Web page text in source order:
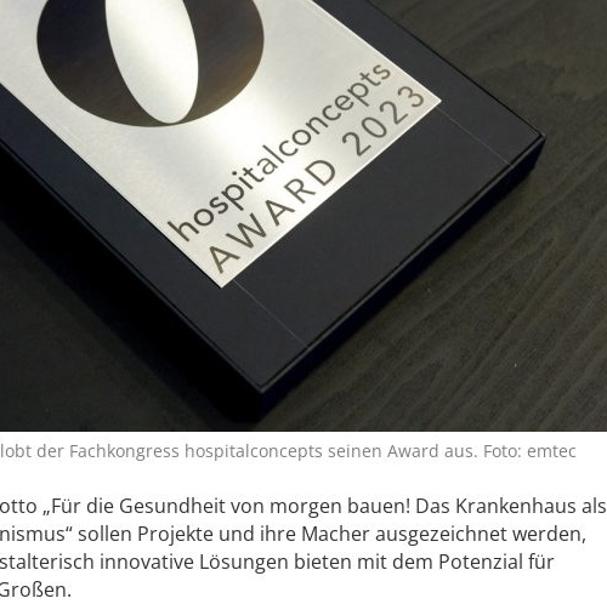
der Fachkongress hospitalconcepts seinen Award aus. Foto: emtec
„Für die Gesundheit von morgen bauen! Das Krankenhaus als
sollen Projekte und ihre Macher ausgezeichnet werden,
innovative Lösungen bieten mit dem Potenzial für